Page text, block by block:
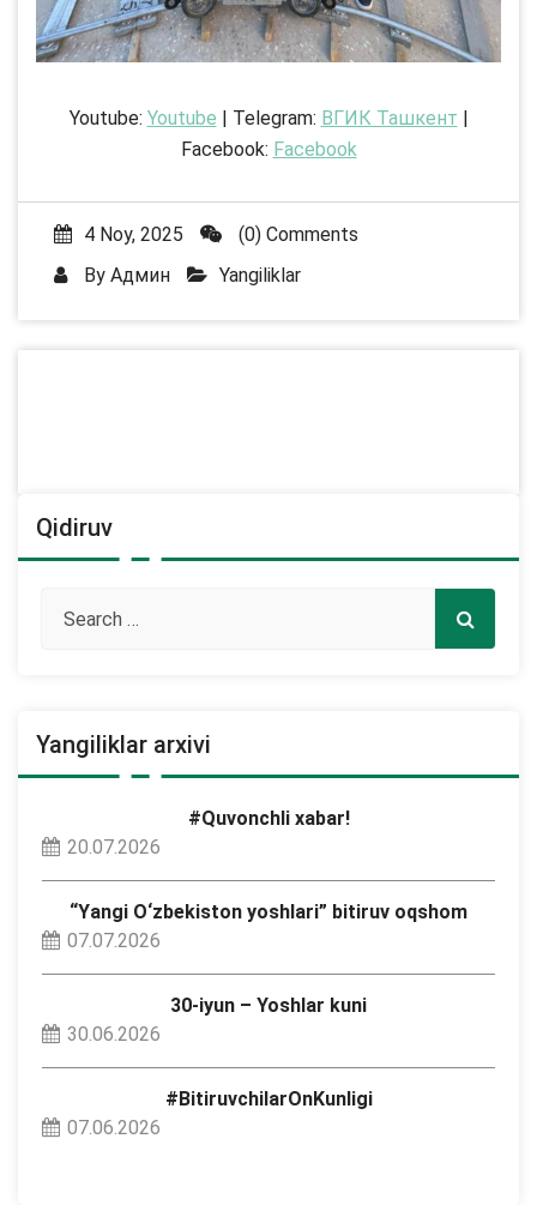
Youtube: Youtube | Telegram: ВГИК Ташкент
Facebook: Facebook
4 Noy, 2025
(0) Comments
By Админ Yangiliklar
Qidiruv
Yangiliklar arxivi
#Quvonchli xabar!
20.07.2026
“Yangi O‘zbekiston yoshlari” bitiruv oqshom
07.07.2026
30-iyun – Yoshlar kuni
30.06.2026
#BitiruvchilarOnKunligi
07.06.2026